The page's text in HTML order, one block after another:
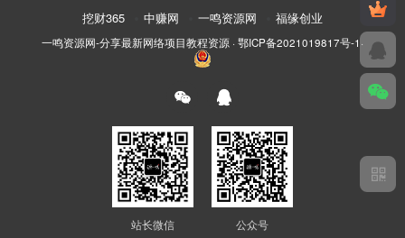
挖财365 中赚网 一鸣资源网 福缘创业
一鸣资源网-分享最新网络项目教程资源 · 鄂ICP备2021019817号-1 ·
站长微信 公众号